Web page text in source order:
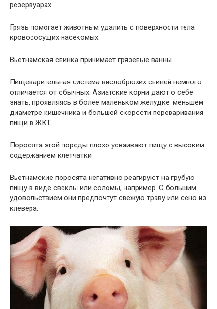
резервуарах.
Грязь помогает животным удалить с поверхности тела
кровососущих насекомых.
Вьетнамская свинка принимает грязевые ванны
Пищеварительная система вислобрюхих свиней немного
отличается от обычных. Азиатские корни дают о себе
знать, проявляясь в более маленьком желудке, меньшем
диаметре кишечника и большей скорости переваривания
пищи в ЖКТ.
Поросята этой породы плохо усваивают пищу с высоким
содержанием клетчатки
Вьетнамские поросята негативно реагируют на грубую
пищу в виде свеклы или соломы, например. С большим
удовольствием они предпочтут свежую траву или сено из
клевера.